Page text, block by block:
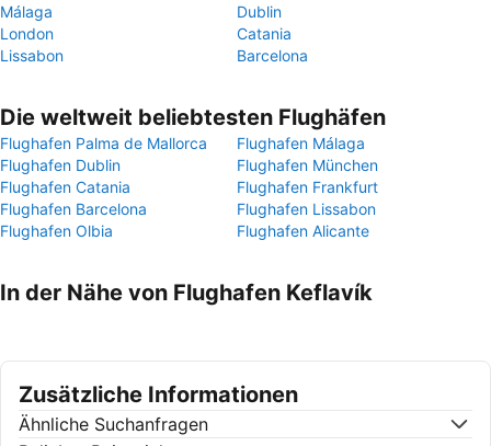
Málaga
Dublin
London
Catania
Lissabon
Barcelona
Die weltweit beliebtesten Flughäfen
Flughafen Palma de Mallorca
Flughafen Málaga
Flughafen Dublin
Flughafen München
Flughafen Catania
Flughafen Frankfurt
Flughafen Barcelona
Flughafen Lissabon
Flughafen Olbia
Flughafen Alicante
In der Nähe von Flughafen Keflavík
Zusätzliche Informationen
Ähnliche Suchanfragen